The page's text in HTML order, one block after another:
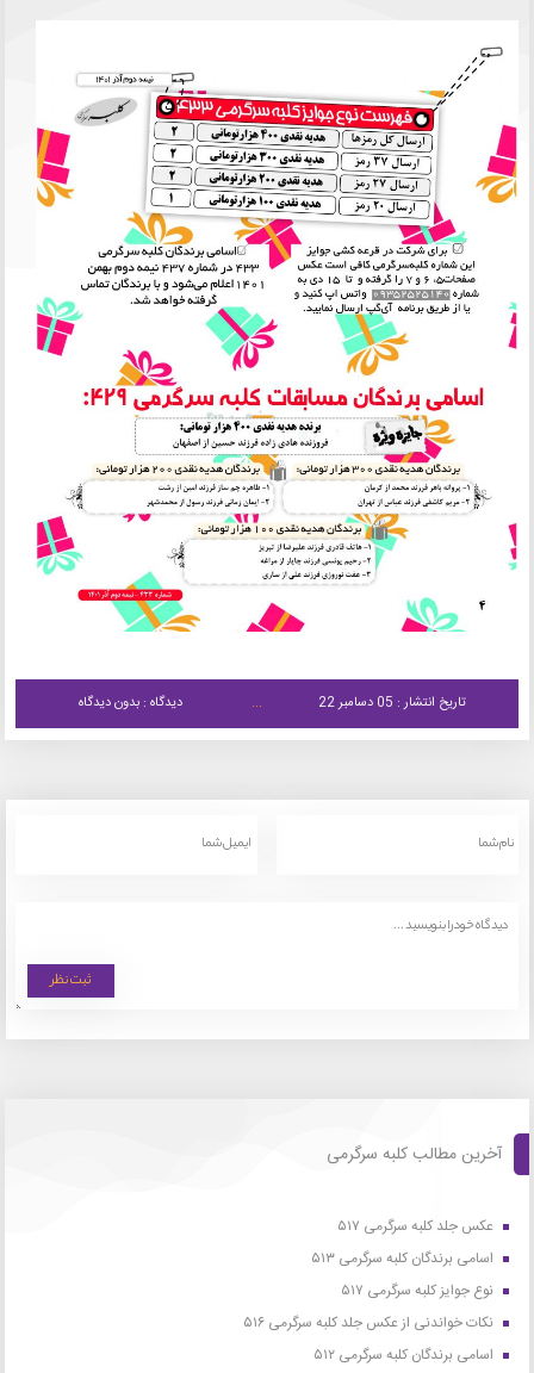
تاریخ انتشار : 05 دسامبر 22 دیدگاه : بدون دیدگاه
آخرین مطالب کلبه سرگرمی
عکس جلد کلبه سرگرمی ۵۱۷
اسامی برندگان کلبه سرگرمی ۵۱۳
نوع جوایز کلبه سرگرمی ۵۱۷
نکات خواندنی از عکس جلد کلبه سرگرمی ۵۱۶
اسامی برندگان کلبه سرگرمی ۵۱۲